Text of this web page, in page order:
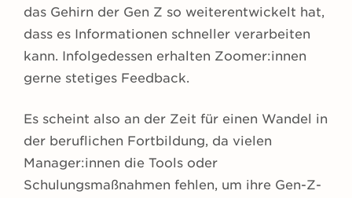
das Gehirn der Gen Z so weiterentwickelt hat,
dass es Informationen schneller verarbeiten
kann. Infolgedessen erhalten Zoomer:innen
gerne stetiges Feedback.
Es scheint also an der Zeit für einen Wandel in
der beruflichen Fortbildung, da vielen
Manager:innen die Tools oder
Schulungsmaßnahmen fehlen, um ihre Gen-Z-